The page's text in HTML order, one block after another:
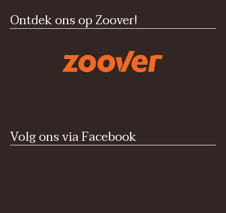
Ontdek ons op Zoover!
Volg ons via Facebook